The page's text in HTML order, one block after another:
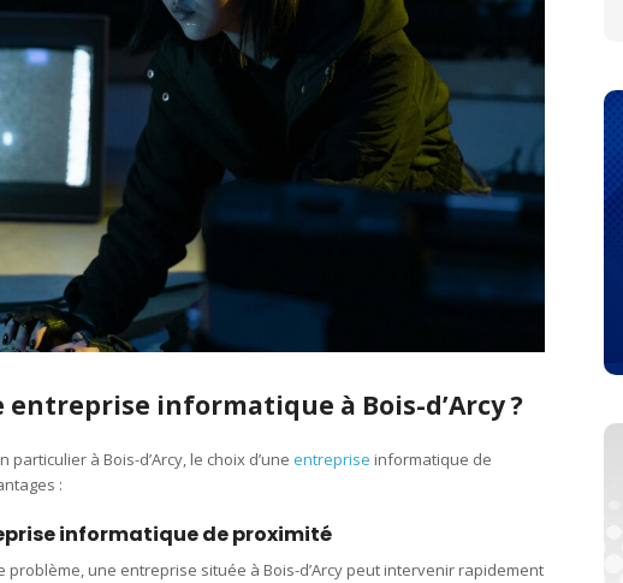
informatique à Bois-d’Arcy ?
à Bois-d’Arcy, le choix d’une entreprise informatique de
:
informatique de proximité
problème, une entreprise située à Bois-d’Arcy peut intervenir rapidement